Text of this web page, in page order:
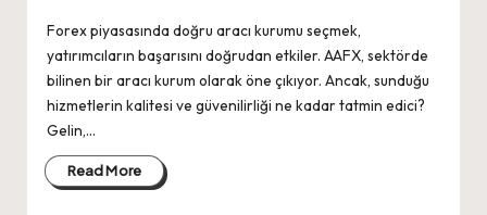
Forex piyasasında doğru aracı kurumu seçmek,
yatırımcıların başarısını doğrudan etkiler. AAFX, sektörde
bilinen bir aracı kurum olarak öne çıkıyor. Ancak, sunduğu
hizmetlerin kalitesi ve güvenilirliği ne kadar tatmin edici?
Gelin,…
Read More